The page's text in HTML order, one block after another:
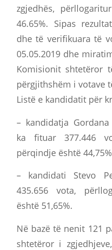
zgjedhës,
46.65%. Sipas
dhe të verifikuara të
05.05.2019 dhe
Komisionit shtetëror
përgjithshëm i votave
Listë e kandidatit për
– kandidatja
ka fituar 377.446
përqindje është 44,75%
– kandidati Stevo
435.656 vota,
është 51,65%.
Në bazë të nenit 121
shtetëror i